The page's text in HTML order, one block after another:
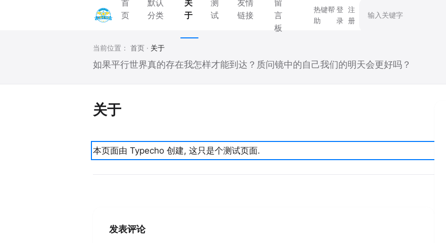
首
页
默认
分类
关
于
测
试
友情
链接
留
言
板
热键帮
助
登
录
注
册
当前位置： 首页 · 关于
如果平行世界真的存在我怎样才能到达？质问镜中的自己我们的明天会更好吗？
关于
本页面由 Typecho 创建, 这只是个测试页面.
发表评论